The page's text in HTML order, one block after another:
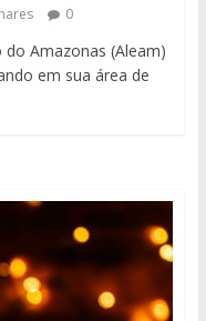
0
Amazonas (Aleam)
em sua área de